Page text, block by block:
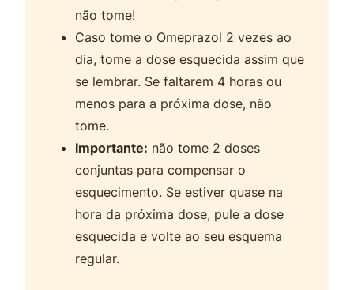
não tome!
Caso tome o Omeprazol 2 vezes ao
dia, tome a dose esquecida assim que
se lembrar. Se faltarem 4 horas ou
menos para a próxima dose, não
tome.
Importante: não tome 2 doses
conjuntas para compensar o
esquecimento. Se estiver quase na
hora da próxima dose, pule a dose
esquecida e volte ao seu esquema
regular.